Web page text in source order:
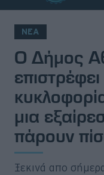
ΝΕΑ
Ο Δήμος
μια
πάρουν
Ξεκινά απο
Δοκιμές
Electric
Motorsport
Viral
Big Reads